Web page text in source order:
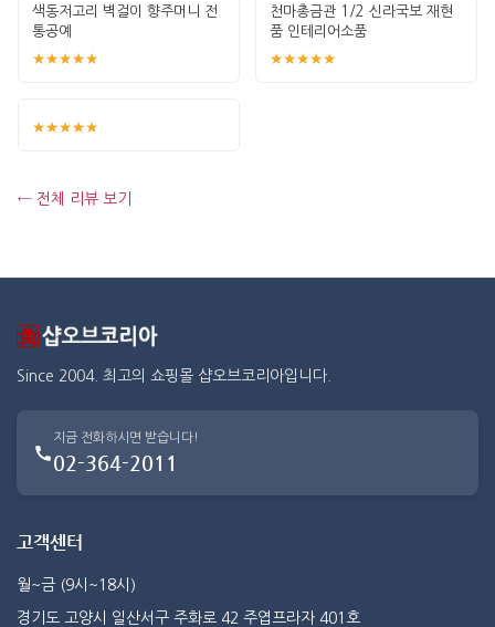
색동저고리 벽걸이 향주머니 전
통공예
★★★★★
천마총금관 1/2 신라국보 재현
품 인테리어소품
★★★★★
★★★★★
← 전체 리뷰 보기
Since 2004. 최고의 쇼핑몰 샵오브코리아입니다.
지금 전화하시면 받습니다!
02-364-2011
고객센터
월~금 (9시~18시)
경기도 고양시 일산서구 주화로 42 주엽프라자 401호